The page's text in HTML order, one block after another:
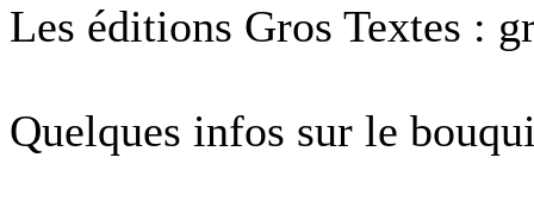
Les éditions Gros Textes :
Quelques infos sur le